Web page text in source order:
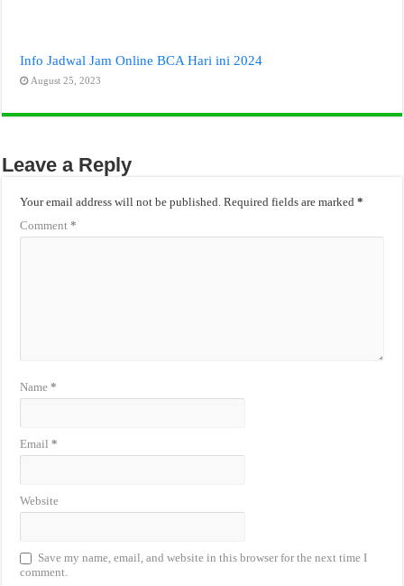
Info Jadwal Jam Online BCA Hari ini 2024
August 25, 2023
Leave a Reply
Your email address will not be published. Required fields are marked*
Comment*
Name*
Email*
Website
Save my name, email, and website in this browser for the next time I
comment.